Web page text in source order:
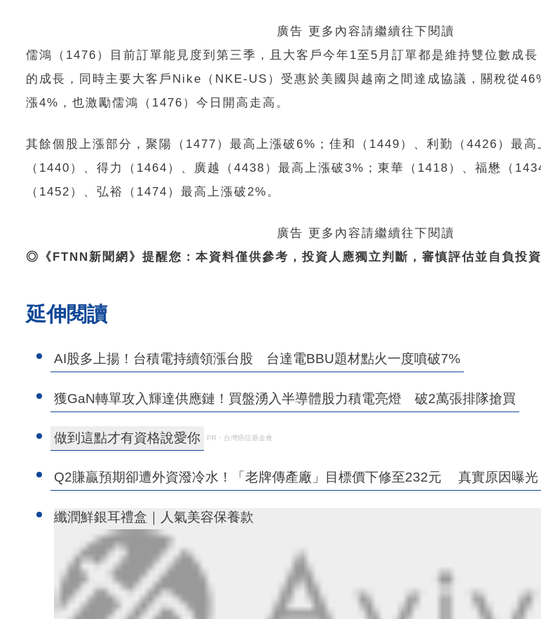
廣告 更多內容請繼續往下閱讀
儒鴻（1476）目前訂單能見度到第三季，且大客戶今年1至5月訂單都是維持雙位數成
的成長，同時主要大客戶Nike（NKE-US）受惠於美國與越南之間達成協議，關稅從
漲4%，也激勵儒鴻（1476）今日開高走高。
其餘個股上漲部分，聚陽（1477）最高上漲破6%；佳和（1449）、利勤（4426）最高
（1440）、得力（1464）、廣越（4438）最高上漲破3%；東華（1418）、福懋（
（1452）、弘裕（1474）最高上漲破2%。
廣告 更多內容請繼續往下閱讀
◎《FTNN新聞網》提醒您：本資料僅供參考，投資人應獨立判斷，審慎評估並自負投資
延伸閱讀
AI股多上揚！台積電持續領漲台股 台達電BBU題材點火一度噴破7%
獲GaN轉單攻入輝達供應鏈！買盤湧入半導體股力積電亮燈 破2萬張排隊搶買
做到這點才有資格說愛你 PR・台灣癌症基金會
Q2賺贏預期卻遭外資潑冷水！「老牌傳產廠」目標價下修至232元 真實原因曝光
纖潤鮮銀耳禮盒｜人氣美容保養款